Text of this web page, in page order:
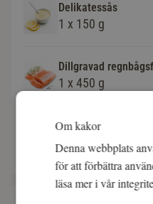
Delikatessås
1 x 150 g
Dillgravad
1 x 450 g
OBS! Vikten på
variera något.
Om kakor
Denna webbplats
för att förbättra
läsa mer i vår